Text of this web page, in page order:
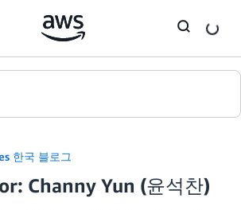
한국 블로그
Channy Yun (윤석찬)